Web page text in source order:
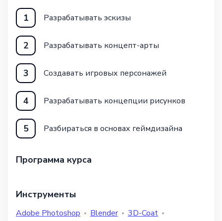
1
Разрабатывать эскизы
2 Разрабатывать концепт-арты
3 Создавать игровых персонажей
4 Разрабатывать концепции рисунков
5 Разбираться в основах геймдизайна
Программа курса
Инструменты
Adobe Photoshop Blender 3D-Coat